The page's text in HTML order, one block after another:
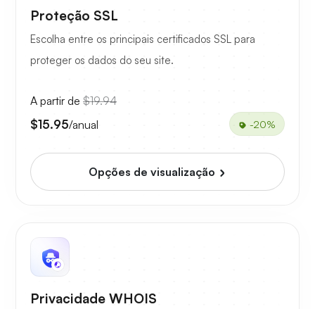
Proteção SSL
Escolha entre os principais certificados SSL para
proteger os dados do seu site.
A partir de $19.94
$15.95/anual -20%
Opções de visualização
Privacidade WHOIS